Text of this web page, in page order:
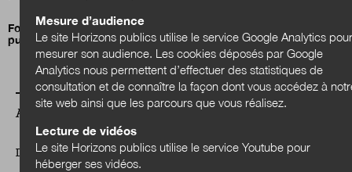
Former pour transformer : le grand chantier des compétences
publiques
A LIRE AUSSI
DOSSIER
Mesure d’audience
Le site Horizons publics utilise le service Google Analytics pour
mesurer son audience. Les cookies déposés par Google
Analytics nous permettent d’effectuer des statistiques de
consultation et de connaître la façon dont vous accédez à
site web ainsi que les parcours que vous réalisez.
Lecture de vidéos
Le site Horizons publics utilise le service Youtube pour
héberger ses vidéos.